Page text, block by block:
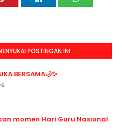
POSTINGAN INI
BERSAMA🌙✨
momen Hari Guru Nasional